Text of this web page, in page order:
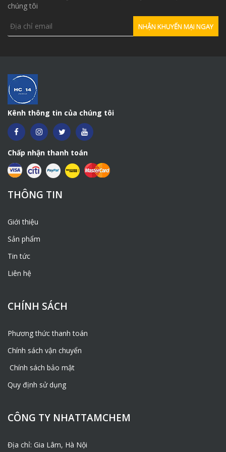
>>> Mua
Polymer khoan cọc nhồi YX1616
Hà Nội <<<
Hotline:0981541199
chúng tôi
Kênh thông tin của chúng tôi
Chấp nhận thanh toán
THÔNG TIN
Giới thiệu
Sản phẩm
Tin tức
Liên hệ
CHÍNH SÁCH
Phương thức thanh toán
Chính sách vận chuyển
Chính sách bảo mật
Quy định sử dụng
CÔNG TY NHATTAMCHEM
Địa chỉ: Gia Lâm, Hà Nội